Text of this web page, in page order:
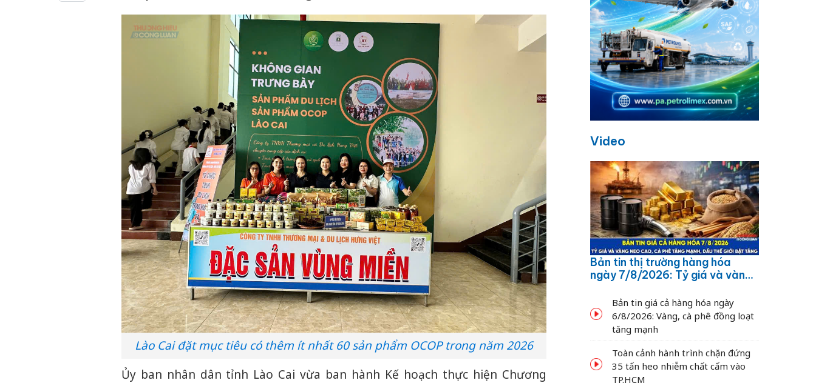
Lào Cai đặt mục tiêu có thêm ít nhất 60 sản phẩm OCOP trong năm 2026
Ủy ban nhân dân tỉnh Lào Cai vừa ban hành Kế hoạch thực hiện Chương
Video
Bản tin thị trường hàng hóa
ngày 7/8/2026: Tỷ giá và vàng
dầu thế giới bật tăng
Bản tin giá cả hàng hóa ngày
6/8/2026: Vàng, cà phê đồng loạt
tăng mạnh
Toàn cảnh hành trình chặn đứng
35 tấn heo nhiễm chất cấm vào
TP.HCM